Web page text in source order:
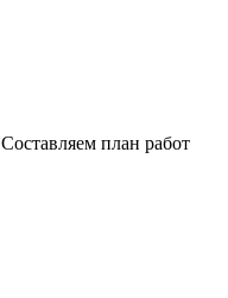
Составляем план работ